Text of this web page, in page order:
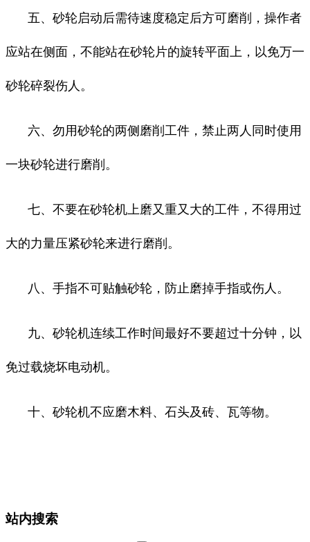
五、砂轮启动后需待速度稳定后方可磨削，操作者
应站在侧面，不能站在砂轮片的旋转平面上，以免万一
砂轮碎裂伤人。
六、勿用砂轮的两侧磨削工件，禁止两人同时使用
一块砂轮进行磨削。
七、不要在砂轮机上磨又重又大的工件，不得用过
大的力量压紧砂轮来进行磨削。
八、手指不可贴触砂轮，防止磨掉手指或伤人。
九、砂轮机连续工作时间最好不要超过十分钟，以
免过载烧坏电动机。
十、砂轮机不应磨木料、石头及砖、瓦等物。
站内搜索